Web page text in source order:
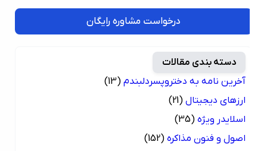
درخواست مشاوره رایگان
دسته بندی مقالات
آخرین نامه به دختروپسردلبندم (13)
ارزهای دیجیتال (21)
اسلایدر ویژه (35)
اصول و فنون مذاکره (152)